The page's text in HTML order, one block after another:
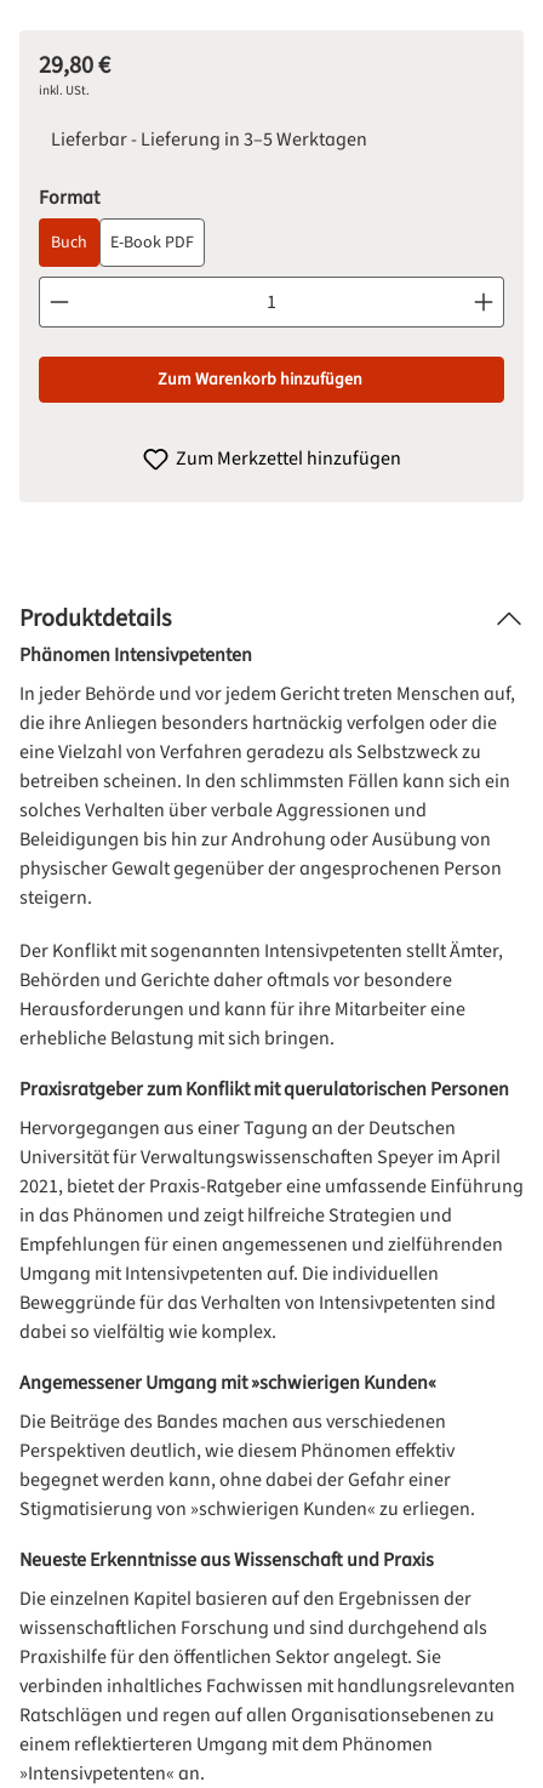
Regulärer Preis:
29,80 €
inkl. USt.
Lieferbar - Lieferung in 3–5 Werktagen
Formatauswählen
Buch E-Book PDF
Produkt Anzahl: Gib den gewünschten Wert ein oder
Zum Warenkorb hinzufügen
Zum Merkzettel hinzufügen
Produktdetails
Phänomen Intensivpetenten
In jeder Behörde und vor jedem Gericht treten Menschen auf,
die ihre Anliegen besonders hartnäckig verfolgen oder die
eine Vielzahl von Verfahren geradezu als Selbstzweck zu
betreiben scheinen. In den schlimmsten Fällen kann sich ein
solches Verhalten über verbale Aggressionen und
Beleidigungen bis hin zur Androhung oder Ausübung von
physischer Gewalt gegenüber der angesprochenen Person
steigern.
Der Konflikt mit sogenannten Intensivpetenten stellt Ämter,
Behörden und Gerichte daher oftmals vor besondere
Herausforderungen und kann für ihre Mitarbeiter eine
erhebliche Belastung mit sich bringen.
Praxisratgeber zum Konflikt mit querulatorischen Personen
Hervorgegangen aus einer Tagung an der Deutschen
Universität für Verwaltungswissenschaften Speyer im April
2021, bietet der Praxis-Ratgeber eine umfassende Einführung
in das Phänomen und zeigt hilfreiche Strategien und
Empfehlungen für einen angemessenen und zielführenden
Umgang mit Intensivpetenten auf. Die individuellen
Beweggründe für das Verhalten von Intensivpetenten sind
dabei so vielfältig wie komplex.
Angemessener Umgang mit »schwierigen Kunden«
Die Beiträge des Bandes machen aus verschiedenen
Perspektiven deutlich, wie diesem Phänomen effektiv
begegnet werden kann, ohne dabei der Gefahr einer
Stigmatisierung von »schwierigen Kunden« zu erliegen.
Neueste Erkenntnisse aus Wissenschaft und Praxis
Die einzelnen Kapitel basieren auf den Ergebnissen der
wissenschaftlichen Forschung und sind durchgehend als
Praxishilfe für den öffentlichen Sektor angelegt. Sie
verbinden inhaltliches Fachwissen mit handlungsrelevanten
Ratschlägen und regen auf allen Organisationsebenen zu
einem reflektierteren Umgang mit dem Phänomen
»Intensivpetenten« an.